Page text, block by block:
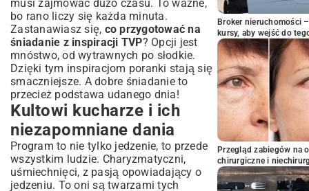
musi zajmować dużo czasu. To ważne,
bo rano liczy się każda minuta.
Zastanawiasz się, co przygotować na
śniadanie z inspiracji TVP? Opcji jest
mnóstwo, od wytrawnych po słodkie.
Dzięki tym inspiracjom poranki stają się
smaczniejsze. A dobre śniadanie to
przecież podstawa udanego dnia!
Kultowi kucharze i ich
niezapomniane dania
Program to nie tylko jedzenie, to przede
wszystkim ludzie. Charyzmatyczni,
uśmiechnięci, z pasją opowiadający o
jedzeniu. To oni są twarzami tych
Broker nieruchomości
kursy, aby wejść do
Przegląd zabiegów na
chirurgiczne i